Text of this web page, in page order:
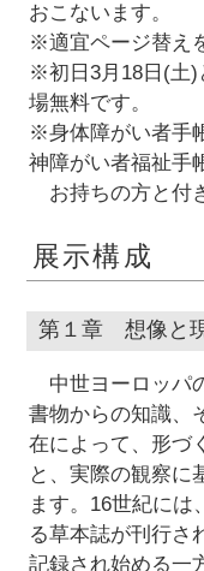
おこないます。
※適宜ページ替え
※初日3月18日(土)
場無料です。
※身体障がい者手
神障がい者福祉手
お持ちの方と付
展示構成
第１章 想像と
中世ヨーロッパ
書物からの知識、
在によって、形づ
と、実際の観察に
ます。16世紀には
る草本誌が刊行さ
記録され始める一